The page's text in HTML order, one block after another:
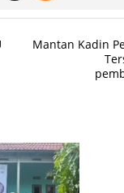
Mantan Kadin